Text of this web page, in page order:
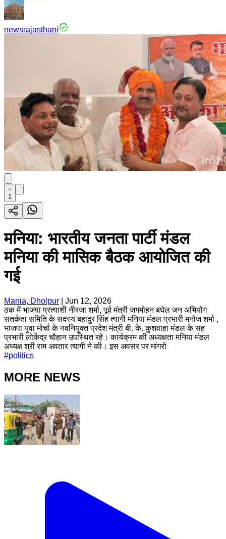
newsrajasthani
1
मनिया: भारतीय जनता पार्टी मंडल
मनिया की मासिक बैठक आयोजित की
गई
Mania, Dholpur
Jun 12, 2026
ठक में भाजपा प्रत्याशी नीरजा शर्मा, पूर्व मंत्री जगमोहन बघेल जन अभियोग
सतर्कता समिति के सदस्य बहादुर सिंह त्यागी मनिया मंडल प्रभारी मनोज शर्मा ,
भाजपा युवा मोर्चा के नवनियुक्त प्रदेश मंत्री बी. के. कुशवाहा मंडल के सह
प्रभारी लोकेंद्र चौहान उपस्थित रहे। कार्यक्रम की अध्यक्षता मनिया मंडल
अध्यक्ष श्री राम अवतार त्यागी ने की। इस अवसर पर मांगरो
#politics
MORE NEWS